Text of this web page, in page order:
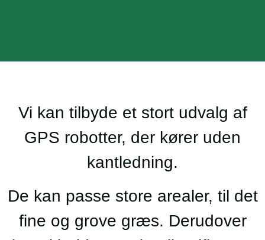
Vi kan tilbyde et stort udvalg af
GPS robotter, der kører uden
kantledning.
De kan passe store arealer, til det
fine og grove græs. Derudover